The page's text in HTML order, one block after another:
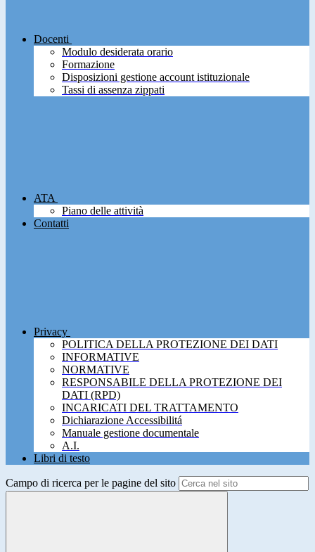
Docenti
Modulo desiderata orario
Formazione
Disposizioni gestione account istituzionale
Tassi di assenza zippati
ATA
Piano delle attività
Contatti
Privacy
POLITICA DELLA PROTEZIONE DEI DATI
INFORMATIVE
NORMATIVE
RESPONSABILE DELLA PROTEZIONE DEI
DATI (RPD)
INCARICATI DEL TRATTAMENTO
Dichiarazione Accessibilitá
Manuale gestione documentale
A.I.
Libri di testo
Campo di ricerca per le pagine del sito